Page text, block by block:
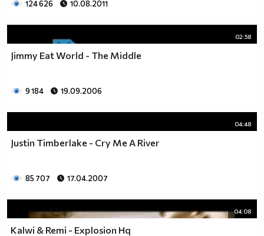
124 626 10.08.2011
02:58
Jimmy Eat World - The Middle
9 184 19.09.2006
04:48
Justin Timberlake - Cry Me A River
85 707 17.04.2007
04:08
Kalwi & Remi - Explosion Hq